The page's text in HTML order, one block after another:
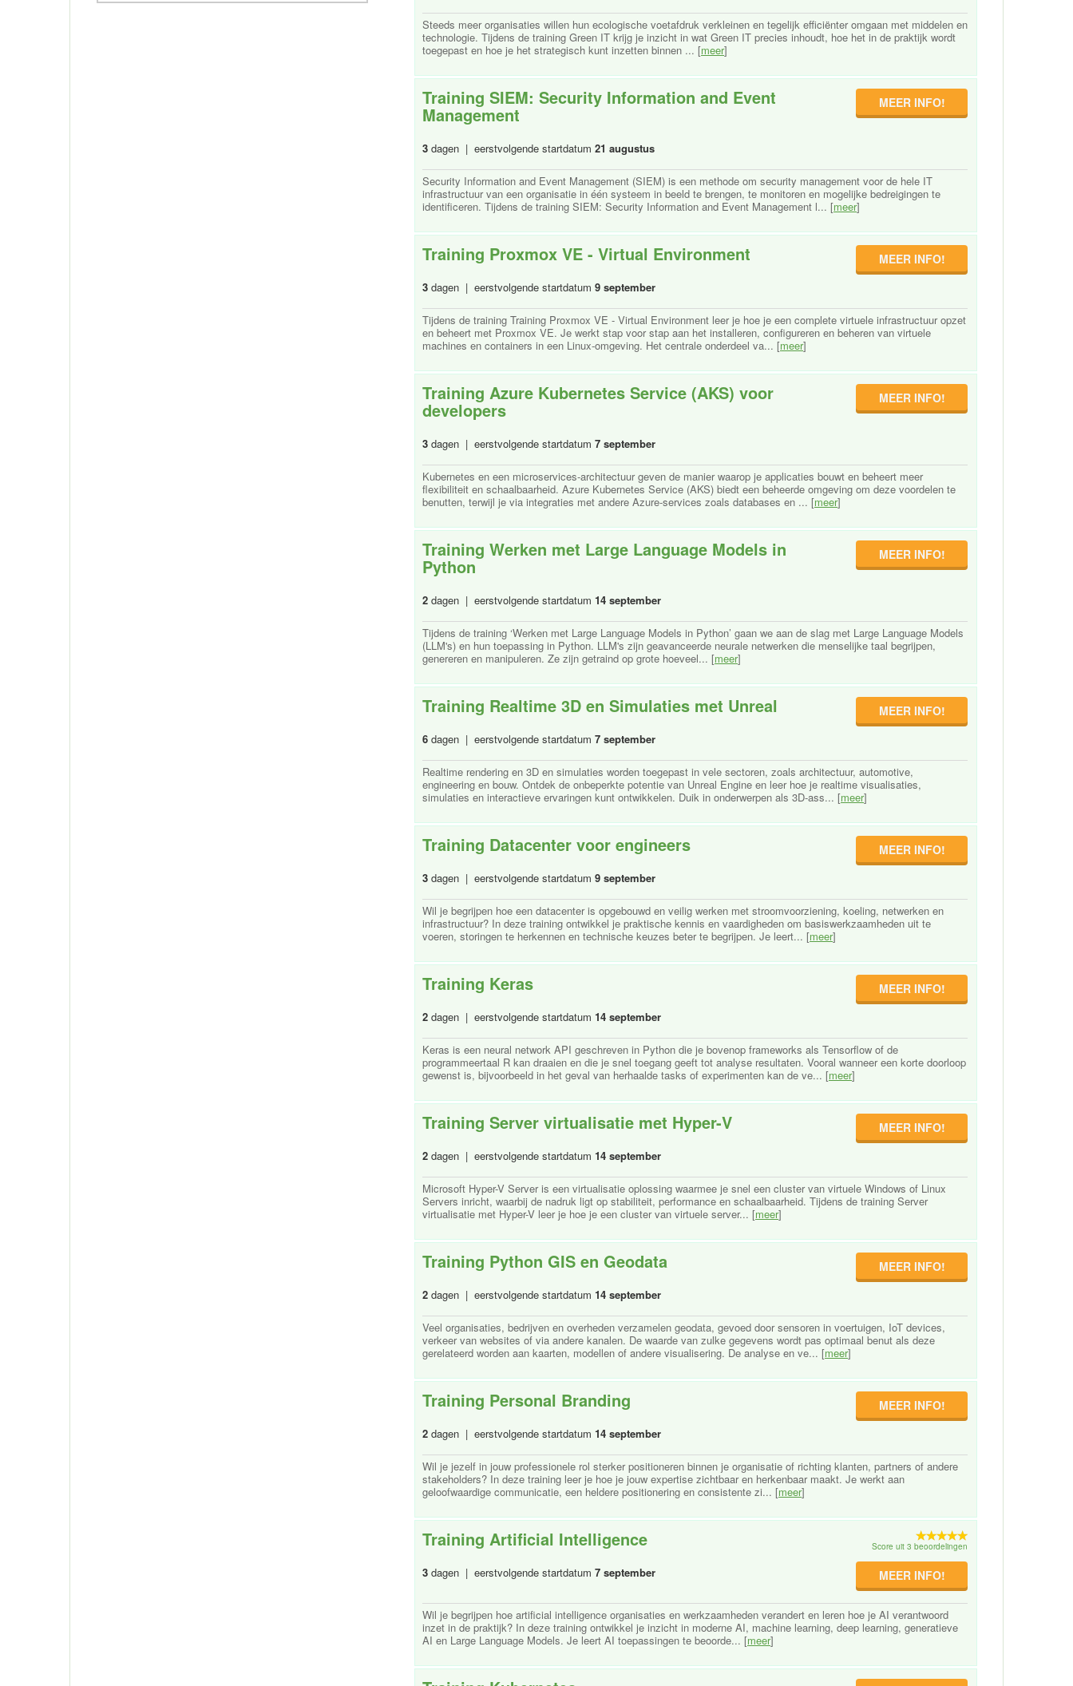
Steeds meer organisaties willen hun ecologische voetafdruk verkleinen en tegelijk efficiënter omgaan met middelen en
technologie. Tijdens de training Green IT krijg je inzicht in wat Green IT precies inhoudt, hoe het in de praktijk wordt
toegepast en hoe je het strategisch kunt inzetten binnen ... [meer]
Training SIEM: Security Information and Event
Management
3 dagen | eerstvolgende startdatum 21 augustus
MEER INFO!
Security Information and Event Management (SIEM) is een methode om security management voor de hele IT
infrastructuur van een organisatie in één systeem in beeld te brengen, te monitoren en mogelijke bedreigingen te
identificeren. Tijdens de training SIEM: Security Information and Event Management l... [meer]
Training Proxmox VE - Virtual Environment
3 dagen | eerstvolgende startdatum 9 september
MEER INFO!
Tijdens de training Training Proxmox VE - Virtual Environment leer je hoe je een complete virtuele infrastructuur opzet
en beheert met Proxmox VE. Je werkt stap voor stap aan het installeren, configureren en beheren van virtuele
machines en containers in een Linux-omgeving. Het centrale onderdeel va... [meer]
Training Azure Kubernetes Service (AKS) voor
developers
3 dagen | eerstvolgende startdatum 7 september
MEER INFO!
Kubernetes en een microservices-architectuur geven de manier waarop je applicaties bouwt en beheert meer
flexibiliteit en schaalbaarheid. Azure Kubernetes Service (AKS) biedt een beheerde omgeving om deze voordelen te
benutten, terwijl je via integraties met andere Azure-services zoals databases en ... [meer]
Training Werken met Large Language Models in
Python
2 dagen | eerstvolgende startdatum 14 september
MEER INFO!
Tijdens de training ‘Werken met Large Language Models in Python’ gaan we aan de slag met Large Language Models
(LLM's) en hun toepassing in Python. LLM's zijn geavanceerde neurale netwerken die menselijke taal begrijpen,
genereren en manipuleren. Ze zijn getraind op grote hoeveel... [meer]
Training Realtime 3D en Simulaties met Unreal
6 dagen | eerstvolgende startdatum 7 september
MEER INFO!
Realtime rendering en 3D en simulaties worden toegepast in vele sectoren, zoals architectuur, automotive,
engineering en bouw. Ontdek de onbeperkte potentie van Unreal Engine en leer hoe je realtime visualisaties,
simulaties en interactieve ervaringen kunt ontwikkelen. Duik in onderwerpen als 3D-ass... [meer]
Training Datacenter voor engineers
3 dagen | eerstvolgende startdatum 9 september
MEER INFO!
Wil je begrijpen hoe een datacenter is opgebouwd en veilig werken met stroomvoorziening, koeling, netwerken en
infrastructuur? In deze training ontwikkel je praktische kennis en vaardigheden om basiswerkzaamheden uit te
voeren, storingen te herkennen en technische keuzes beter te begrijpen. Je leert... [meer]
Training Keras
2 dagen | eerstvolgende startdatum 14 september
MEER INFO!
Keras is een neural network API geschreven in Python die je bovenop frameworks als Tensorflow of de
programmeertaal R kan draaien en die je snel toegang geeft tot analyse resultaten. Vooral wanneer een korte doorloop
gewenst is, bijvoorbeeld in het geval van herhaalde tasks of experimenten kan de ve... [meer]
Training Server virtualisatie met Hyper-V
2 dagen | eerstvolgende startdatum 14 september
MEER INFO!
Microsoft Hyper-V Server is een virtualisatie oplossing waarmee je snel een cluster van virtuele Windows of Linux
Servers inricht, waarbij de nadruk ligt op stabiliteit, performance en schaalbaarheid. Tijdens de training Server
virtualisatie met Hyper-V leer je hoe je een cluster van virtuele server... [meer]
Training Python GIS en Geodata
2 dagen | eerstvolgende startdatum 14 september
MEER INFO!
Veel organisaties, bedrijven en overheden verzamelen geodata, gevoed door sensoren in voertuigen, IoT devices,
verkeer van websites of via andere kanalen. De waarde van zulke gegevens wordt pas optimaal benut als deze
gerelateerd worden aan kaarten, modellen of andere visualisering. De analyse en ve... [meer]
Training Personal Branding
2 dagen | eerstvolgende startdatum 14 september
MEER INFO!
Wil je jezelf in jouw professionele rol sterker positioneren binnen je organisatie of richting klanten, partners of andere
stakeholders? In deze training leer je hoe je jouw expertise zichtbaar en herkenbaar maakt. Je werkt aan
geloofwaardige communicatie, een heldere positionering en consistente zi... [meer]
Training Artificial Intelligence
3 dagen | eerstvolgende startdatum 7 september
Score uit 3 beoordelingen
MEER INFO!
Wil je begrijpen hoe artificial intelligence organisaties en werkzaamheden verandert en leren hoe je AI verantwoord
inzet in de praktijk? In deze training ontwikkel je inzicht in moderne AI, machine learning, deep learning, generatieve
AI en Large Language Models. Je leert AI toepassingen te beoorde... [meer]